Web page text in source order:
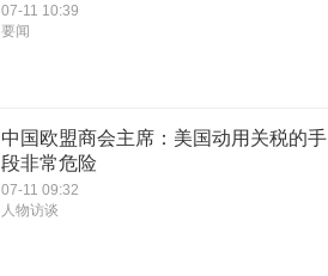
07-11 10:39
要闻
中国欧盟商会主席：美国动用关税的手
段非常危险
07-11 09:32
人物访谈